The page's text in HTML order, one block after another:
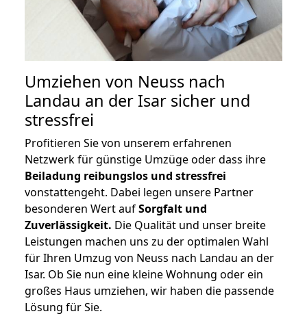
Umziehen von Neuss nach
Landau an der Isar sicher und
stressfrei
Profitieren Sie von unserem erfahrenen
Netzwerk für günstige Umzüge oder dass ihre
Beiladung reibungslos und stressfrei
vonstattengeht. Dabei legen unsere Partner
besonderen Wert aufSorgfalt und
Zuverlässigkeit. Die Qualität und unser breite
Leistungen machen uns zu der optimalen Wahl
für Ihren Umzug von Neuss nach Landau an der
Isar. Ob Sie nun eine kleine Wohnung oder ein
großes Haus umziehen, wir haben die passende
Lösung für Sie.